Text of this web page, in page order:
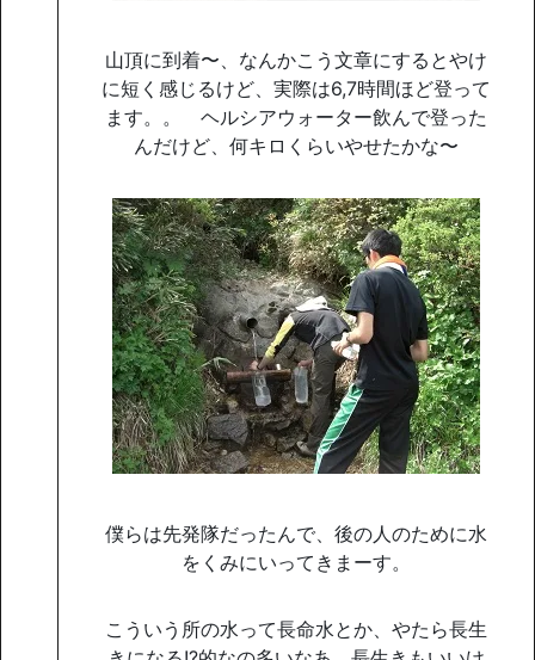
山頂に到着〜、なんかこう文章にするとやけ
に短く感じるけど、実際は6,7時間ほど登って
ます。。 ヘルシアウォーター飲んで登った
んだけど、何キロくらいやせたかな〜
僕らは先発隊だったんで、後の人のために水
をくみにいってきまーす。
こういう所の水って長命水とか、やたら長生